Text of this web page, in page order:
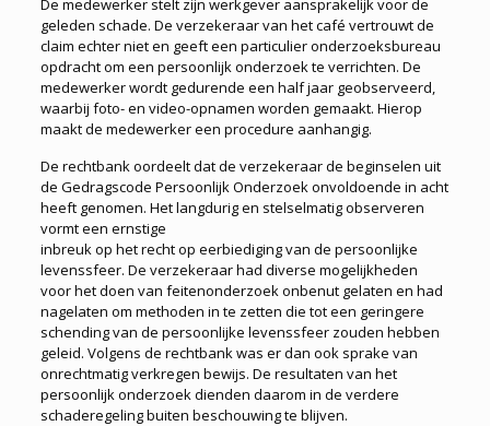
De medewerker stelt zijn werkgever aansprakelijk voor de
geleden schade. De verzekeraar van het café vertrouwt de
claim echter niet en geeft een particulier onderzoeksbureau
opdracht om een persoonlijk onderzoek te verrichten. De
medewerker wordt gedurende een half jaar geobserveerd,
waarbij foto- en video-opnamen worden gemaakt. Hierop
maakt de medewerker een procedure aanhangig.
De rechtbank oordeelt dat de verzekeraar de beginselen uit
de Gedragscode Persoonlijk Onderzoek onvoldoende in acht
heeft genomen. Het langdurig en stelselmatig observeren
vormt een ernstige
inbreuk op het recht op eerbiediging van de persoonlijke
levenssfeer. De verzekeraar had diverse mogelijkheden
voor het doen van feitenonderzoek onbenut gelaten en had
nagelaten om methoden in te zetten die tot een geringere
schending van de persoonlijke levenssfeer zouden hebben
geleid. Volgens de rechtbank was er dan ook sprake van
onrechtmatig verkregen bewijs. De resultaten van het
persoonlijk onderzoek dienden daarom in de verdere
schaderegeling buiten beschouwing te blijven.